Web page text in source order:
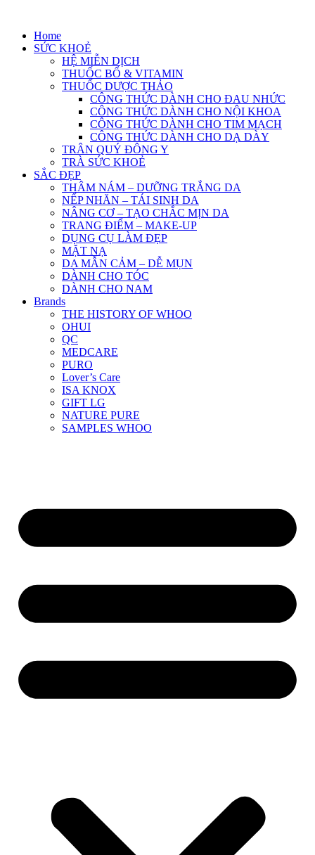
contentHome
SỨC KHOẺ
HỆ MIỄN DỊCH
THUỐC BỔ & VITAMIN
THUỐC DƯỢC THẢO
CÔNG THỨC DÀNH CHO ĐAU NHỨC
CÔNG THỨC DÀNH CHO NỘI KHOA
CÔNG THỨC DÀNH CHO TIM MẠCH
CÔNG THỨC DÀNH CHO DẠ DÀY
TRÂN QUÝ ĐÔNG Y
TRÀ SỨC KHOẺ
SẮC ĐẸP
THÂM NÁM – DƯỠNG TRẮNG DA
NẾP NHĂN – TÁI SINH DA
NÂNG CƠ – TẠO CHẮC MỊN DA
TRANG ĐIỂM – MAKE-UP
DỤNG CỤ LÀM ĐẸP
MẶT NẠ
DA MẪN CẢM – DỄ MỤN
DÀNH CHO TÓC
DÀNH CHO NAM
Brands
THE HISTORY OF WHOO
OHUI
QC
MEDCARE
PURO
Lover’s Care
ISA KNOX
GIFT LG
NATURE PURE
SAMPLES WHOO